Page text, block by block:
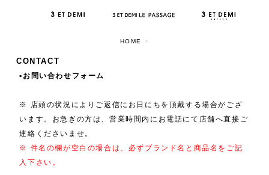
HOME >
CONTACT
▪️お問い合わせフォーム
※ 店頭の状況によりご返信にお日にちを頂戴する場合がござ
います。お急ぎの方は、営業時間内にお電話にて店舗へ直接ご
連絡くださいませ。
※ 件名の欄が空白の場合は、必ずブランド名と商品名をご記
入下さい。